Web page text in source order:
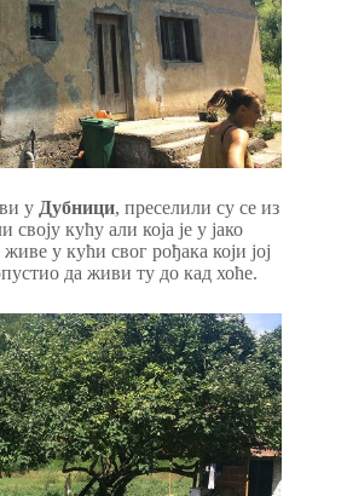
у Дубници, преселили су се из
своју кућу али која је у јако
у кући свог рођака који јој
да живи ту до кад хоће.